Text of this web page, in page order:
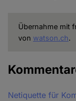
Übernahme mit
von watson.ch.
Netiquette für